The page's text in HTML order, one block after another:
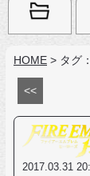
HOME > タグ
<<
2017.03.31